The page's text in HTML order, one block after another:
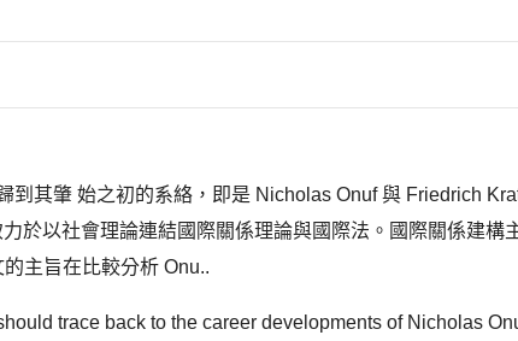
其肇 始之初的系絡，即是 Nicholas Onuf 與 Friedrich
於以社會理論連結國際關係理論與國際法。國際關係建構
主旨在比較分析 Onu..
trace back to the career developments of Nicholas